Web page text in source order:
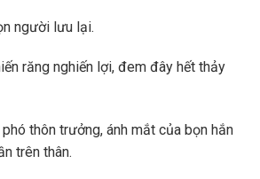
người lưu lại.
răng nghiến lợi, đem đây hết thảy
thôn trưởng, ánh mắt của bọn hắn
trên thân.